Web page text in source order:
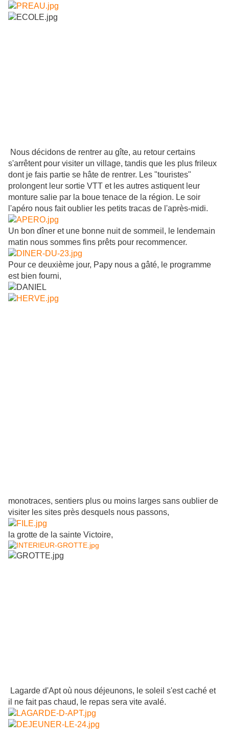
Nous décidons de rentrer au gîte, au retour certains
s'arrêtent pour visiter un village, tandis que les plus frileux
dont je fais partie se hâte de rentrer. Les "touristes"
prolongent leur sortie VTT et les autres astiquent leur
monture salie par la boue tenace de la région. Le soir
l'apéro nous fait oublier les petits tracas de l'après-midi.
Un bon dîner et une bonne nuit de sommeil, le lendemain
matin nous sommes fins prêts pour recommencer.
Pour ce deuxième jour, Papy nous a gâté, le programme
est bien fourni,
monotraces, sentiers plus ou moins larges sans oublier de
visiter les sites près desquels nous passons,
la grotte de la sainte Victoire,
Lagarde d'Apt où nous déjeunons, le soleil s'est caché et
il ne fait pas chaud, le repas sera vite avalé.